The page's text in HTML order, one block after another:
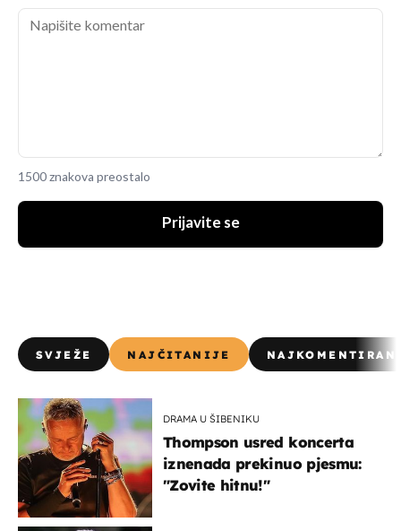
1500 znakova preostalo
Prijavite se
SVJEŽE NAJČITANIJE
DRAMA U ŠIBENIKU
Thompson usred koncerta
iznenada prekinuo pjesmu:
"Zovite hitnu!"